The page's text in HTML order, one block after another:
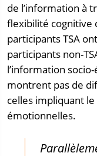
de l’information à
flexibilité cognitive
participants TSA
participants non-
l’information
montrent pas de
celles impliquant
émotionnelles.